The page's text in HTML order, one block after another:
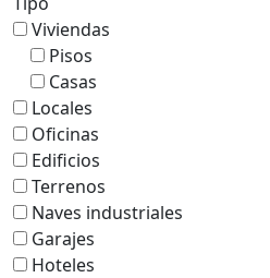
Viviendas
Pisos
Casas
Locales
Oficinas
Edificios
Terrenos
Naves industriales
Garajes
Hoteles